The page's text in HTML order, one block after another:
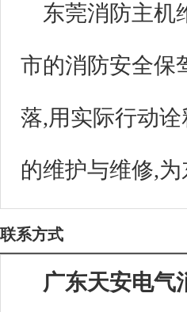
东莞消防主机
市的消防安全保
落,用实际行动
的维护与维修,
联系方式
广东天安电气